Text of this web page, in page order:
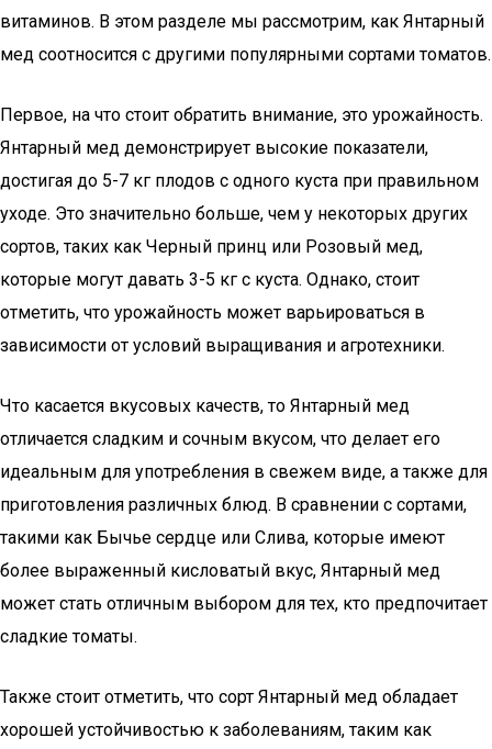
витаминов. В этом разделе мы рассмотрим, как Янтарный
мед соотносится с другими популярными сортами томатов.
Первое, на что стоит обратить внимание, это урожайность.
Янтарный мед демонстрирует высокие показатели,
достигая до 5-7 кг плодов с одного куста при правильном
уходе. Это значительно больше, чем у некоторых других
сортов, таких как Черный принц или Розовый мед,
которые могут давать 3-5 кг с куста. Однако, стоит
отметить, что урожайность может варьироваться в
зависимости от условий выращивания и агротехники.
Что касается вкусовых качеств, то Янтарный мед
отличается сладким и сочным вкусом, что делает его
идеальным для употребления в свежем виде, а также для
приготовления различных блюд. В сравнении с сортами,
такими как Бычье сердце или Слива, которые имеют
более выраженный кисловатый вкус, Янтарный мед
может стать отличным выбором для тех, кто предпочитает
сладкие томаты.
Также стоит отметить, что сорт Янтарный мед обладает
хорошей устойчивостью к заболеваниям, таким как